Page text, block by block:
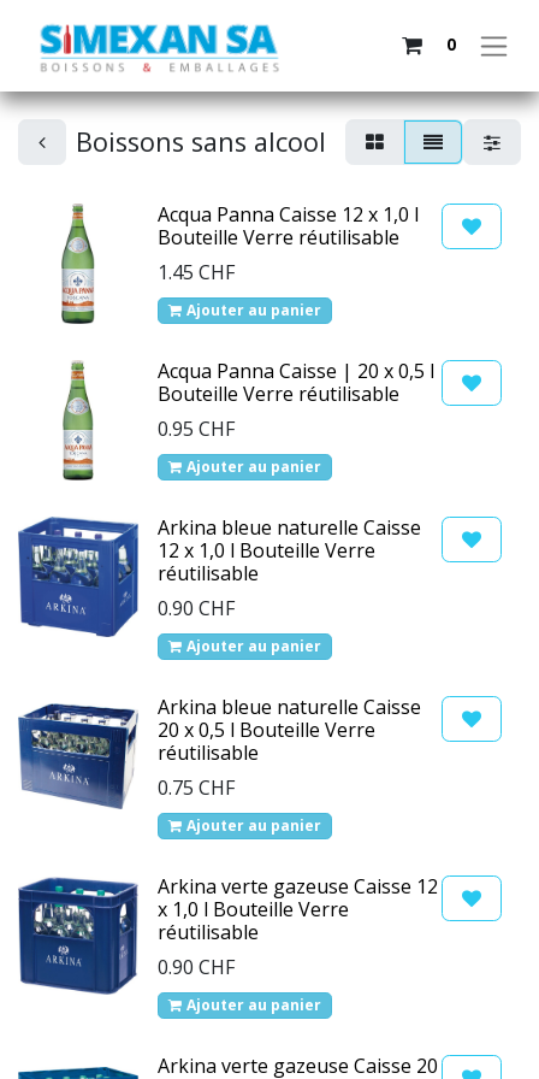
0
Boissons sans alcool
Acqua Panna Caisse 12 x 1,0 l
Bouteille Verre réutilisable
1.45 CHF
Ajouter au panier
Acqua Panna Caisse | 20 x 0,5 l
Bouteille Verre réutilisable
0.95 CHF
Ajouter au panier
Arkina bleue naturelle Caisse
12 x 1,0 l Bouteille Verre
réutilisable
0.90 CHF
Ajouter au panier
Arkina bleue naturelle Caisse
20 x 0,5 l Bouteille Verre
réutilisable
0.75 CHF
Ajouter au panier
Arkina verte gazeuse Caisse 12
x 1,0 l Bouteille Verre
réutilisable
0.90 CHF
Ajouter au panier
Arkina verte gazeuse Caisse 20